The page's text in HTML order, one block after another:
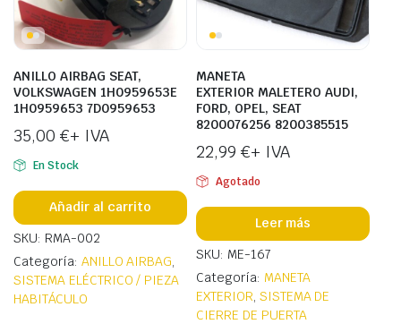
ANILLO AIRBAG SEAT,
VOLKSWAGEN 1H0959653E
1H0959653 7D0959653
35,00 €+ IVA
En Stock
Añadir al carrito
SKU: RMA-002
Categoría: ANILLO AIRBAG,
SISTEMA ELÉCTRICO / PIEZA
HABITÁCULO
MANETA
EXTERIOR MALETERO AUDI,
FORD, OPEL, SEAT
8200076256 8200385515
22,99 €+ IVA
Agotado
Leer más
SKU: ME-167
Categoría: MANETA
EXTERIOR, SISTEMA DE
CIERRE DE PUERTA